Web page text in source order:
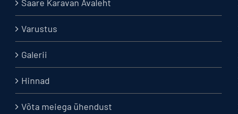
Saare Karavan Avaleht
Varustus
Galerii
Hinnad
Võta meiega ühendust